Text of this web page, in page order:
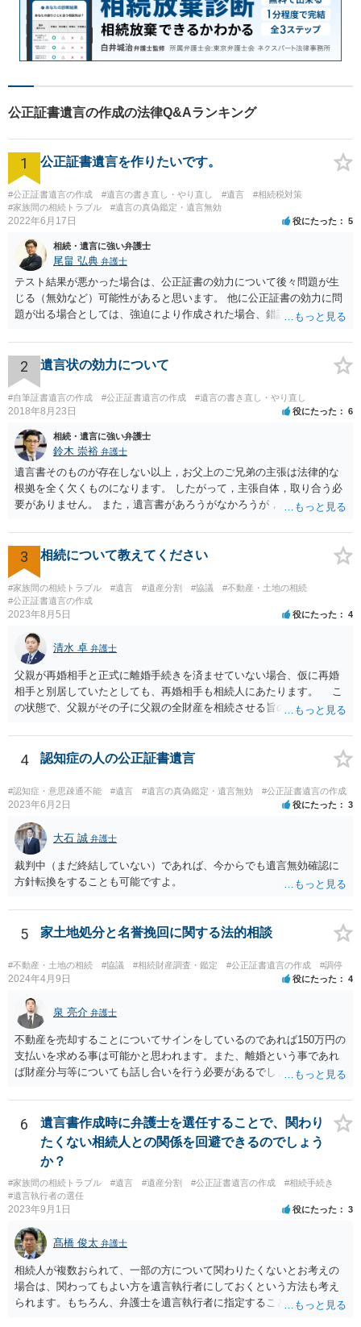
公正証書遺言の作成の法律Q&Aランキング
1 公正証書遺言を作りたいです。
#公正証書遺言の作成 #遺言の書き直し・やり直し #遺言
#相続税対策
#家族間の相続トラブル
#遺言の真偽鑑定・遺言無効
2022年6月17日 役にたった 5
相続・遺言に強い弁護士
尾畠 弘典 弁護士
テスト結果が悪かった場合は、公正証書の効力について後々問題が生
じる（無効など）可能性があると思います。 他に公正証書の効力に問
題が出る場合としては、強迫により作成された場合、錯誤（勘違い）
すが、弁護士に作成を依頼する場合は、１０～数十万円程度になるケ
ースが多いと思います。 報酬体系は、弁護士ごとに異なりますので一
律の基準はありません。
2 遺言状の効力について
#自筆証書遺言の作成 #公正証書遺言の作成 #遺言の書き直し・やり直し
2018年8月23日 役にたった 6
相続・遺言に強い弁護士
鈴木 崇裕 弁護士
遺言書そのものが存在しない以上，お父上のご兄弟の主張は法律的な
根拠を全く欠くものになります。 したがって，主張自体，取り合う必
要がありません。 また，遺言書があろうがなかろうが，お父上のご兄
ご回答にもありますが， 代理人弁護士をたてて，その弁護士から相手
方に対して， ・相続に関する主張は法的根拠がなく，一切応じないこ
と ・今後一切の連絡をしてこないでほしいこと ・連絡を継続してくる
ようであれば警察への通報や法的措置も辞さないこと などを記載した
書面を発送してもらうことがよろしいように思います。
3 相続について教えてください
#家族間の相続トラブル #遺言 #遺産分割 #協議
#不動産・土地の相続
#公正証書遺言の作成
2023年8月5日 役にたった 4
清水 卓 弁護士
父親が再婚相手と正式に離婚手続きを済ませていない場合、仮に再婚
相手と別居していたとしても、再婚相手も相続人にあたります。 こ
の状態で、父親がその子に父親の全財産を相続させる旨の公正証書遺
が、再婚相手の遺留分を侵害しているため、再婚相手から相続人
（子）に対して遺留分侵害額請求権が行使される可能性があります。
お悩みのようであれば、問題の当事者であるお父様本人がお住まい
の地域等の弁護士に直接相談してみるのが望ましいように思います。
【参考】民法 （遺留分侵害額の請求） 第千四十六条 遺留分権利者及
びその承継人は、受遺者（特定財産承継遺言により財産を承継し又は
相続分の指定を受けた相続人を含む。以下この章において同じ。）又
は受贈者に対し、遺留分侵害額に相当する金銭の支払を請求すること
ができる。
4 認知症の人の公正証書遺言
#認知症・意思疎通不能 #遺言 #遺言の真偽鑑定・遺言無効 #公正証書遺言の作成
2023年6月2日 役にたった 3
大石 誠 弁護士
裁判中（まだ終結していない）であれば、今からでも遺言無効確認に
方針転換をすることも可能ですよ。
5 家土地処分と名誉挽回に関する法的相談
#不動産・土地の相続 #協議 #相続財産調査・鑑定 #公正証書遺言の作成 #調停
2024年4月9日 役にたった 4
泉 亮介 弁護士
不動産を売却することについてサインをしているのであれば150万円の
支払いを求める事は可能かと思われます。また、離婚という事であれ
ば財産分与等についても話し合いを行う必要があるでしょう。 細かい
士事務所へご相談されると良いでしょう。
6
遺言書作成時に弁護士を選任することで、関わり
たくない相続人との関係を回避できるのでしょう
か？
#家族間の相続トラブル #遺言 #遺産分割 #公正証書遺言の作成
#相続手続き
#遺言執行者の選任
2023年9月1日 役にたった 3
髙橋 俊太 弁護士
相続人が複数おられて、一部の方について関わりたくないとお考えの
場合は、関わってもよい方を遺言執行者にしておくという方法も考え
られます。もちろん、弁護士を遺言執行者に指定することもできます